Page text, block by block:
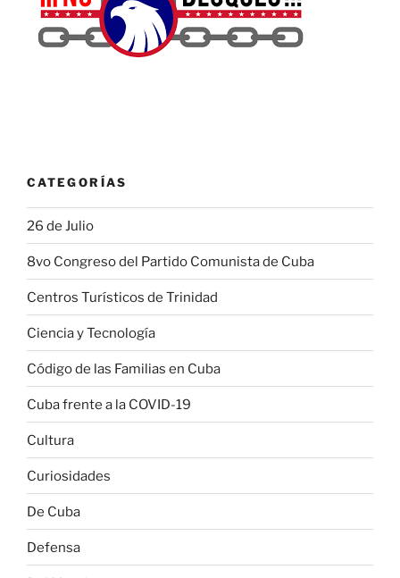
CATEGORÍAS
26 de Julio
8vo Congreso del Partido Comunista de Cuba
Centros Turísticos de Trinidad
Ciencia y Tecnología
Código de las Familias en Cuba
Cuba frente a la COVID-19
Cultura
Curiosidades
De Cuba
Defensa